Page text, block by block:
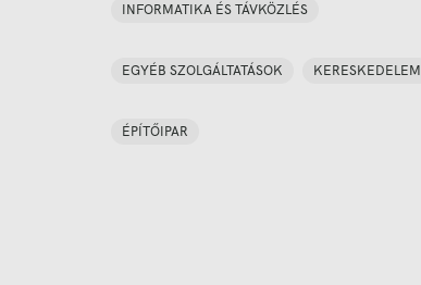
INFORMATIKA ÉS TÁVKÖZLÉS
EGYÉB SZOLGÁLTATÁSOK KERESKEDELEM
ÉPÍTŐIPAR